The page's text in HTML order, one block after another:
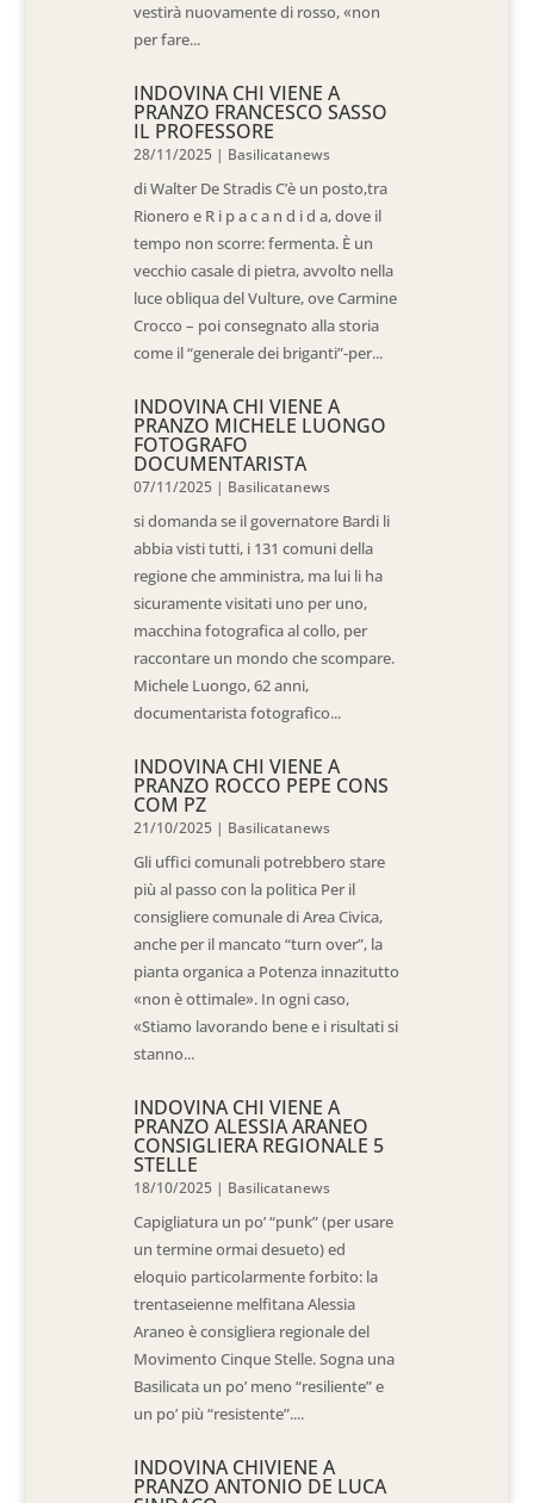
vestirà nuovamente di rosso, «non
per fare...
INDOVINA CHI VIENE A
PRANZO FRANCESCO SASSO
IL PROFESSORE
28/11/2025 | Basilicatanews
di Walter De Stradis C’è un posto,tra
Rionero e R i p a c a n d i d a, dove il
tempo non scorre: fermenta. È un
vecchio casale di pietra, avvolto nella
luce obliqua del Vulture, ove Carmine
Crocco – poi consegnato alla storia
come il “generale dei briganti”-per...
INDOVINA CHI VIENE A
PRANZO MICHELE LUONGO
FOTOGRAFO
DOCUMENTARISTA
07/11/2025 | Basilicatanews
si domanda se il governatore Bardi li
abbia visti tutti, i 131 comuni della
regione che amministra, ma lui li ha
sicuramente visitati uno per uno,
macchina fotografica al collo, per
raccontare un mondo che scompare.
Michele Luongo, 62 anni,
documentarista fotografico...
INDOVINA CHI VIENE A
PRANZO ROCCO PEPE CONS
COM PZ
21/10/2025 | Basilicatanews
Gli uffici comunali potrebbero stare
più al passo con la politica Per il
consigliere comunale di Area Civica,
anche per il mancato “turn over”, la
pianta organica a Potenza innazitutto
«non è ottimale». In ogni caso,
«Stiamo lavorando bene e i risultati si
stanno...
INDOVINA CHI VIENE A
PRANZO ALESSIA ARANEO
CONSIGLIERA REGIONALE 5
STELLE
18/10/2025 | Basilicatanews
Capigliatura un po’ “punk” (per usare
un termine ormai desueto) ed
eloquio particolarmente forbito: la
trentaseienne melfitana Alessia
Araneo è consigliera regionale del
Movimento Cinque Stelle. Sogna una
Basilicata un po’ meno “resiliente” e
un po’ più “resistente”....
INDOVINA CHIVIENE A
PRANZO ANTONIO DE LUCA